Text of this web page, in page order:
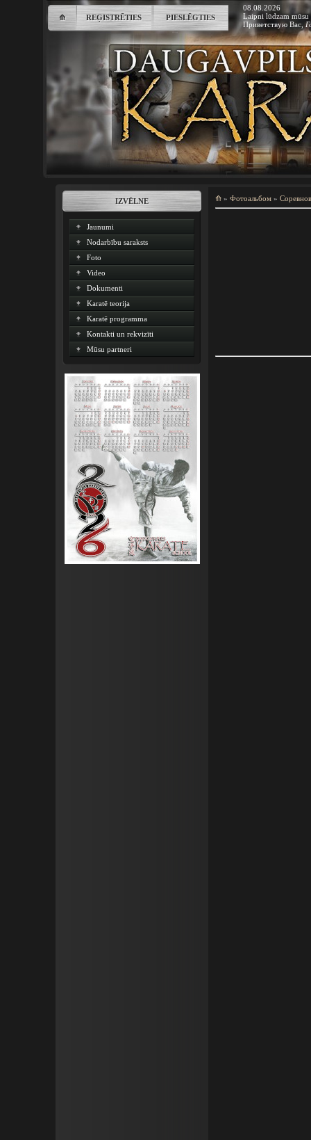
⟰ REĢISTRĒTIES PIESLĒGTIES
08.08.2026
Laipni lūdzam mūsu
Приветствую Вас ,
IZVĒLNE
Jaunumi
Nodarbību saraksts
Foto
Video
Dokumenti
Karatē teorija
Karatē programma
Kontakti un rekvizīti
Mūsu partneri
⟰ » Фотоальбом »